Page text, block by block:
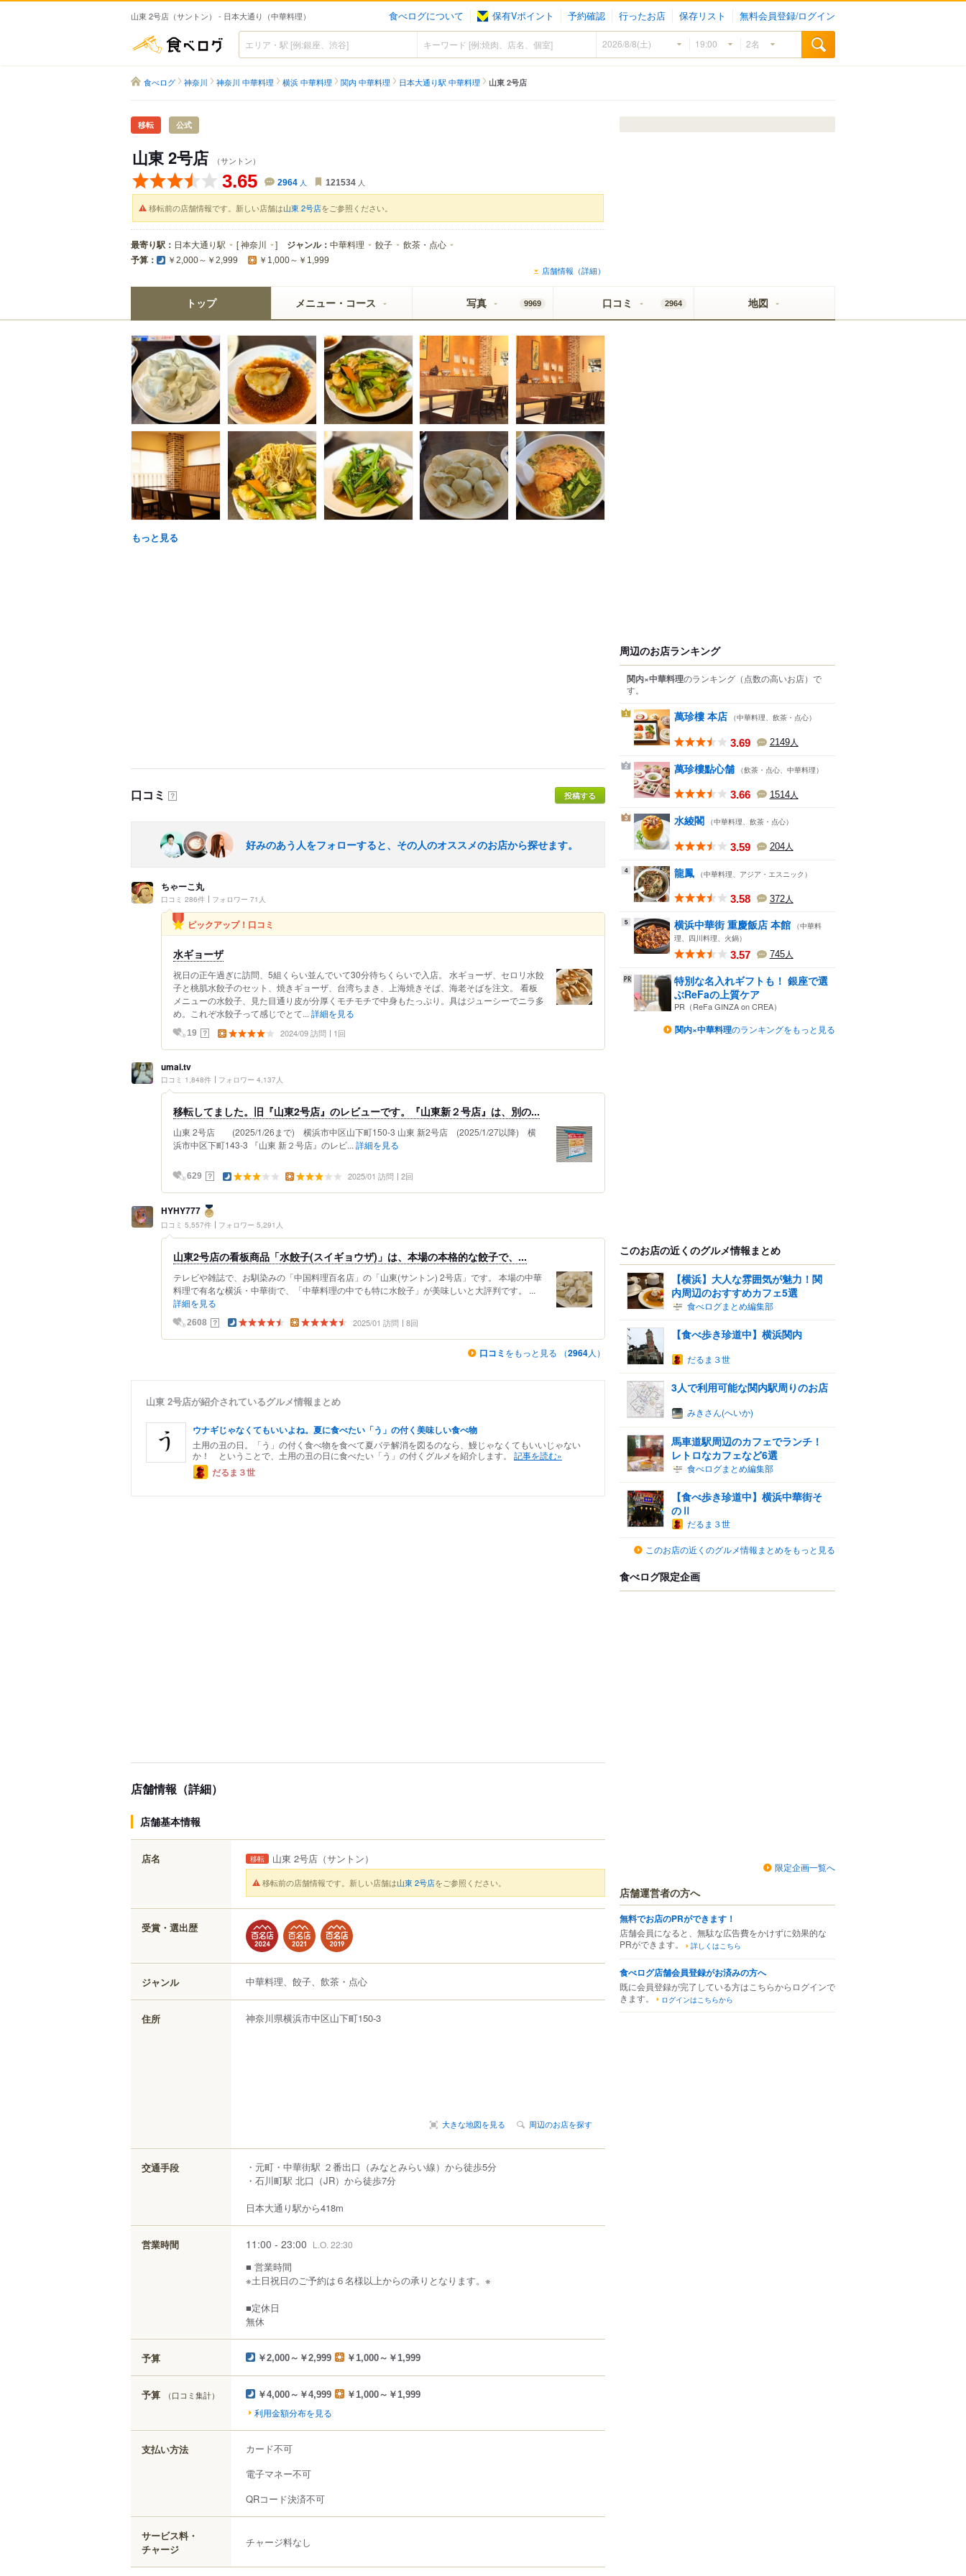
山東 2号店（サントン） - 日本大通り（中華料理） 食べログについて 保有Vポイント 予約確認 行ったお店 保存リスト 無料会員登録/ログイン
食べログ
食べログ 神奈川 神奈川 中華料理 横浜 中華料理 関内 中華料理 日本大通り駅 中華料理 山東 2号店
移転 公式
山東 2号店 （サントン）
3.65 2964 人 121534 人
移転前の店舗情報です。新しい店舗は山東 2号店をご参照ください。
最寄り駅： 日本大通り駅 [神奈川 ] ジャンル： 中華料理 餃子 飲茶・点心
予算： ￥2,000～￥2,999 ￥1,000～￥1,999
店舗情報（詳細）
トップ メニュー・コース 写真 9969 口コミ 2964 地図
もっと見る
口コミ ？ 投稿する
好みのあう人をフォローすると、その人のオススメのお店から探せます。
ちゃーこ丸
口コミ 286件 フォロワー 71人
ピックアップ！口コミ
水ギョーザ
祝日の正午過ぎに訪問、5組くらい並んでいて30分待ちくらいで入店。 水ギョーザ、セロリ水餃
子と桃肌水餃子のセット、焼きギョーザ、台湾ちまき、上海焼きそば、海老そばを注文。 看板
メニューの水餃子、見た目通り皮が分厚くモチモチで中身もたっぷり。具はジューシーでニラ多
め。これぞ水餃子って感じでとて... 詳細を見る
19 ？ 2024/09 訪問 1回
umai.tv
口コミ 1,848件 フォロワー 4,137人
移転してました。旧『山東2号店』のレビューです。『山東新２号店』は、別の...
山東 2号店 (2025/1/26まで) 横浜市中区山下町150-3 山東 新2号店 (2025/1/27以降) 横
浜市中区下町143-3 『山東 新２号店』のレビ... 詳細を見る
629 ？ 2025/01 訪問 2回
HYHY777
口コミ 5,557件 フォロワー 5,291人
山東2号店の看板商品「水餃子(スイギョウザ)」は、本場の本格的な餃子で、...
テレビや雑誌で、お馴染みの「中国料理百名店」の「山東(サントン) 2号店」です。 本場の中華
料理で有名な横浜・中華街で、「中華料理の中でも特に水餃子」が美味しいと大評判です。 ...
詳細を見る
2608 ？ 2025/01 訪問 8回
口コミ をもっと見る （2964人）
山東 2号店が紹介されているグルメ情報まとめ
ウナギじゃなくてもいいよね。夏に食べたい「う」の付く美味しい食べ物
土用の丑の日。「う」の付く食べ物を食べて夏バテ解消を図るのなら、鰻じゃなくてもいいじゃない
か！ ということで、土用の丑の日に食べたい「う」の付くグルメを紹介します。
記事を読む»
だるま３世
店舗情報（詳細）
店舗基本情報
店名 移転 山東 2号店 （サントン）
移転前の店舗情報です。新しい店舗は山東 2号店をご参照ください。
受賞・選出歴
ジャンル 中華料理、餃子、飲茶・点心
住所 神奈川県横浜市中区山下町150-3
大きな地図を見る 周辺のお店を探す
交通手段
・元町・中華街駅 ２番出口（みなとみらい線）から徒歩5分
・石川町駅 北口（JR）から徒歩7分
日本大通り駅から418m
営業時間 11:00 - 23:00 L.O. 22:30
■ 営業時間
※土日祝日のご予約は６名様以上からの承りとなります。※
■定休日
無休
予算 ￥2,000～￥2,999 ￥1,000～￥1,999
予算 （口コミ集計） ￥4,000～￥4,999 ￥1,000～￥1,999
利用金額分布を見る
支払い方法
カード不可
電子マネー不可
QRコード決済不可
サービス料・
チャージ
チャージ料なし
周辺のお店ランキング
関内×中華料理のランキング （点数の高いお店） で
す。
1 萬珍樓 本店 （中華料理、飲茶・点心）
3.69 2149人
2 萬珍樓點心舗 （飲茶・点心、中華料理）
3.66 1514人
3 水綾閣 （中華料理、飲茶・点心）
3.59 204人
4 龍鳳 （中華料理、アジア・エスニック）
3.58 372人
5 横浜中華街 重慶飯店 本館 （中華料
理、四川料理、火鍋）
3.57 745人
特別な名入れギフトも！ 銀座で選
ぶReFaの上質ケア
PR（ReFa GINZA on CREA）
関内×中華料理のランキングをもっと見る
このお店の近くのグルメ情報まとめ
【横浜】大人な雰囲気が魅力！関
内周辺のおすすめカフェ5選
食べログまとめ編集部
【食べ歩き珍道中】横浜関内
だるま３世
3人で利用可能な関内駅周りのお店
みきさん(へいか)
馬車道駅周辺のカフェでランチ！
レトロなカフェなど6選
食べログまとめ編集部
【食べ歩き珍道中】横浜中華街そ
のⅡ
だるま３世
このお店の近くのグルメ情報まとめをもっと見る
食べログ限定企画
限定企画一覧へ
店舗運営者の方へ
無料でお店のPRができます！
店舗会員になると、無駄な広告費をかけずに効果的な
PRができます。
詳しくはこちら
食べログ店舗会員登録がお済みの方へ
既に会員登録が完了している方はこちらからログインで
きます。
ログインはこちらから